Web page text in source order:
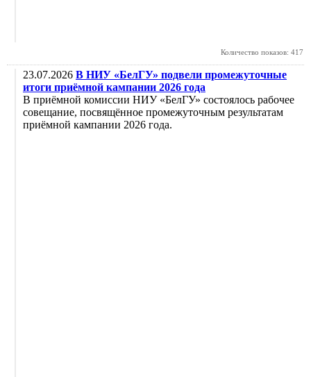
Количество показов: 417
23.07.2026 В НИУ «БелГУ» подвели промежуточные
итоги приёмной кампании 2026 года
В приёмной комиссии НИУ «БелГУ» состоялось рабочее
совещание, посвящённое промежуточным результатам
приёмной кампании 2026 года.